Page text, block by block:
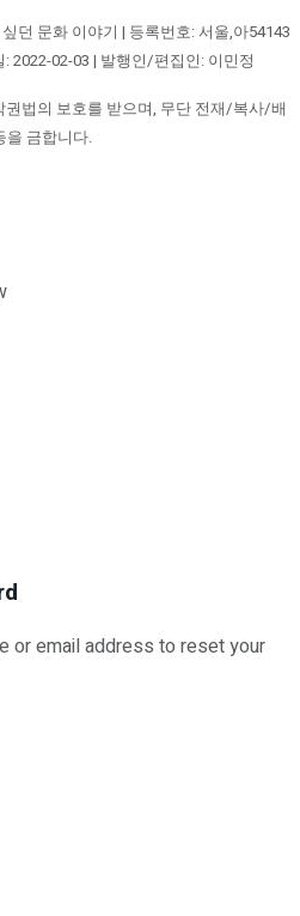
던 문화 이야기 | 등록번호: 서울,아54143
2022-02-03 | 발행인/편집인: 이민정
법의 보호를 받으며, 무단 전재/복사/배
을 금합니다.
or email address to reset your